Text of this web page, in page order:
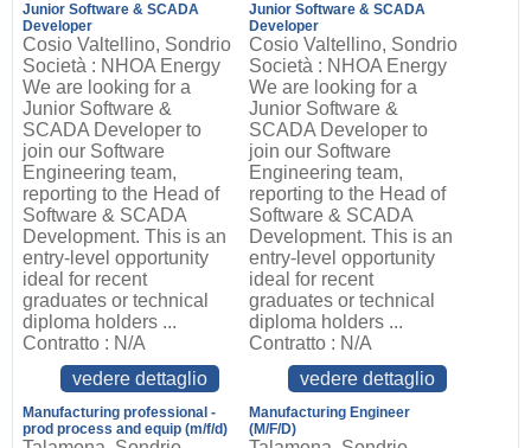
Junior Software & SCADA
Developer
Cosio Valtellino, Sondrio
Società : NHOA Energy
We are looking for a
Junior Software &
SCADA Developer to
join our Software
Engineering team,
reporting to the Head of
Software & SCADA
Development. This is an
entry-level opportunity
ideal for recent
graduates or technical
diploma holders ...
Contratto : N/A
vedere dettaglio
Junior Software & SCADA
Developer
Cosio Valtellino, Sondrio
Società : NHOA Energy
We are looking for a
Junior Software &
SCADA Developer to
join our Software
Engineering team,
reporting to the Head of
Software & SCADA
Development. This is an
entry-level opportunity
ideal for recent
graduates or technical
diploma holders ...
Contratto : N/A
vedere dettaglio
Manufacturing professional -
prod process and equip (m/f/d)
Manufacturing Engineer
(M/F/D)